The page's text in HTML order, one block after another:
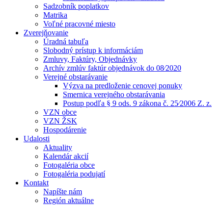
Sadzobník poplatkov
Matrika
Voľné pracovné miesto
Zverejňovanie
Úradná tabuľa
Slobodný prístup k informáciám
Zmluvy, Faktúry, Objednávky
Archív zmlúv faktúr objednávok do 08⁄2020
Verejné obstarávanie
Výzva na predloženie cenovej ponuky
Smernica verejného obstarávania
Postup podľa § 9 ods. 9 zákona č. 25⁄2006 Z. z.
VZN obce
VZN ŽSK
Hospodárenie
Udalosti
Aktuality
Kalendár akcií
Fotogaléria obce
Fotogaléria podujatí
Kontakt
Napíšte nám
Región aktuálne